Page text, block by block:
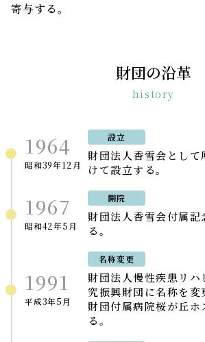
寄与する。
財団の沿革
history
1964
昭和39年12月
設立
財団法人香雪会とし
けて設立する。
1967
昭和42年5月
開院
財団法人香雪会付属記
る。
1991
平成3年5月
名称変更
財団法人慢性疾患リ
究振興財団に名称を変
財団付属病院桜が丘ホ
る。